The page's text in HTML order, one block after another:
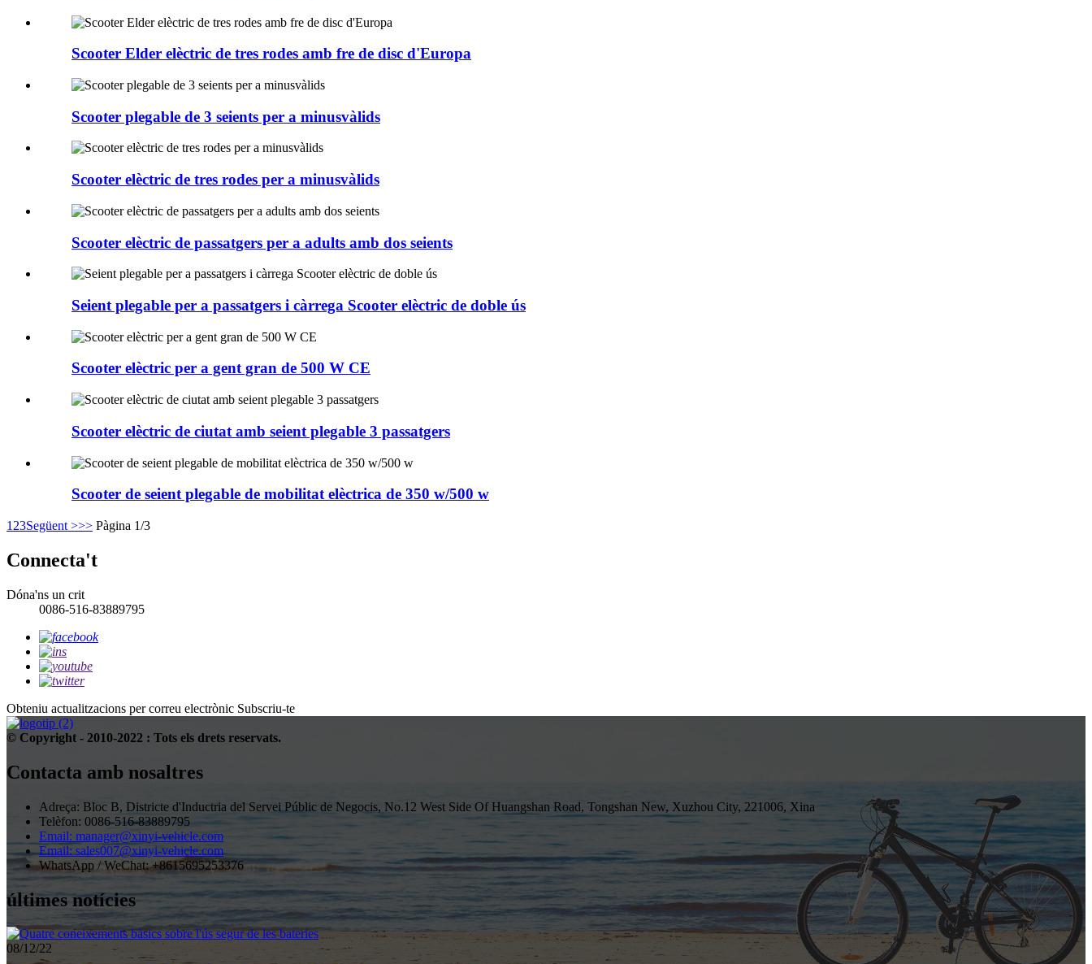
Scooter Elder elèctric de tres rodes amb fre de disc d'Europa
Scooter plegable de 3 seients per a minusvàlids
Scooter elèctric de tres rodes per a minusvàlids
Scooter elèctric de passatgers per a adults amb dos seients
Seient plegable per a passatgers i càrrega Scooter elèctric de doble ús
Scooter elèctric per a gent gran de 500 W CE
Scooter elèctric de ciutat amb seient plegable 3 passatgers
Scooter de seient plegable de mobilitat elèctrica de 350 w/500 w
1 23Següent >>> Pàgina 1/3
Connecta't
Dóna'ns un crit
0086-516-83889795
Obteniu actualitzacions per correu electrònic Subscriu-te
© Copyright - 2010-2022 : Tots els drets reservats.
Contacta amb nosaltres
Adreça: Bloc B, Districte d'Inductria del Servei Públic de Negocis, No.12 West Side Of Huangshan Road, Tongshan New, Xuzhou City, 221006, Xina
Telèfon: 0086-516-83889795
Email: manager@xinyi-vehicle.com
Email: sales007@xinyi-vehicle.com
WhatsApp / WeChat: +8615695253376
últimes notícies
08/12/22